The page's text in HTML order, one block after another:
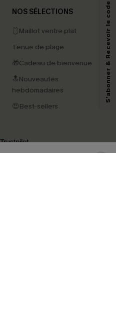
NOS SÉLECTIONS
🩱Maillot ventre plat
Tenue de plage
🎁Cadeau de bienvenue
🔝Nouveautés
hebdomadaires
😍Best-sellers
4.3
par l'IA) de Cupshe et
sur notre site ainsi que des
votre engagement, de
et de vous recommander des
conformément à notre
Politique de
à tout moment.
S'abonner & Recevoir le code